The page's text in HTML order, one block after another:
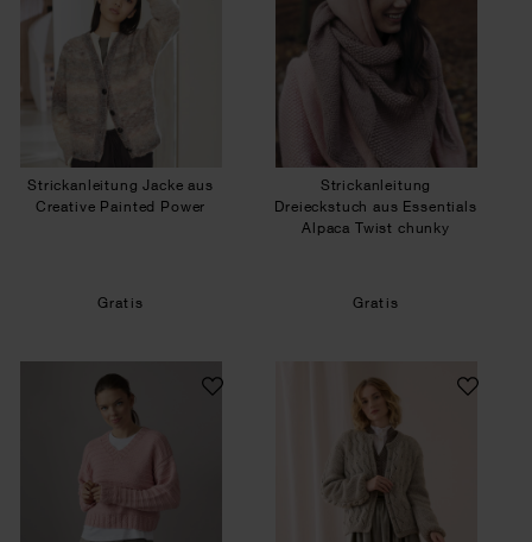
Strickanleitung Jacke aus
Creative Painted Power
Gratis
Strickanleitung
Dreieckstuch aus Essentials
Alpaca Twist chunky
Gratis
Strickanleitung Pullover aus Essentials Vegan
Strickanleitung